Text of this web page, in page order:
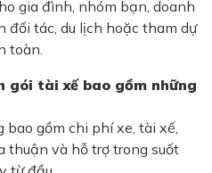
gia đình, nhóm bạn, doanh
đối tác, du lịch hoặc tham dự
toàn.
gói tài xế bao gồm những
bao gồm chi phí xe, tài xế,
thuận và hỗ trợ trong suốt